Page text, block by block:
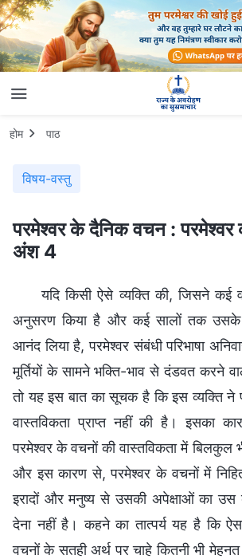
होम पाठ
विषय-वस्तु
परमेश्वर के दैनिक वचन : परमेश्वर
अंश 4
यदि किसी ऐसे व्यक्ति की, जिसने कई
अनुसरण किया है और कई सालों तक उसके
आनंद लिया है, परमेश्वर संबंधी परिभाषा
मूर्तियों के सामने भक्ति-भाव से दंडवत करने
तो यह इस बात का सूचक है कि इस व्यक्ति ने
वास्तविकता प्राप्त नहीं की है। इसका
परमेश्वर के वचनों की वास्तविकता में बिलकुल
और इस कारण से, परमेश्वर के वचनों में
इरादों और मनुष्य से उसकी अपेक्षाओं का
देना नहीं है। कहने का तात्पर्य यह है कि
वचनों के सतही अर्थ पर चाहे कितनी भी